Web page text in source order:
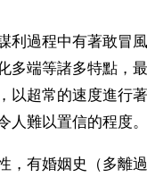
利過程中有著敢冒
多端等諸多特點，
以超常的速度進行
人難以置信的程度。
，有婚姻史（多離